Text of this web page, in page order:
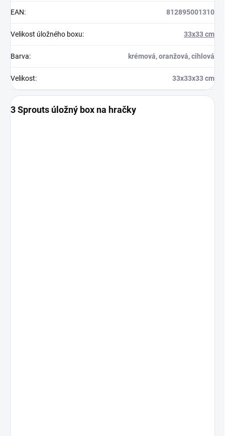
EAN: 812895001310
Velikost úložného boxu: 33x33 cm
Barva: krémová, oranžová, cihlová
Velikost: 33x33x33 cm
3 Sprouts úložný box na hračky